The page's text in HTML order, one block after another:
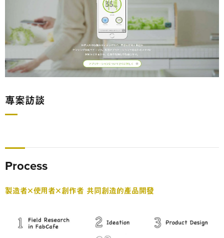
專案訪談
Process
製造者×使用者×創作者 共同創造的產品開發